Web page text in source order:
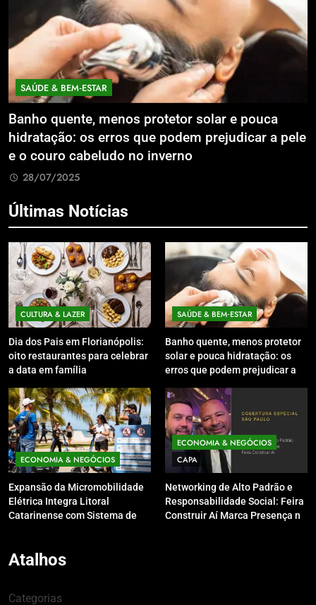
SAÚDE & BEM‑ESTAR
Banho quente, menos protetor solar e pouca
hidratação: os erros que podem prejudicar a pele
e o couro cabeludo no inverno
28/07/2025
Últimas Notícias
CULTURA & LAZER
Dia dos Pais em Florianópolis:
oito restaurantes para celebrar
a data em família
SAÚDE & BEM‑ESTAR
Banho quente, menos protetor
solar e pouca hidratação: os
erros que podem prejudicar a
inverno
ECONOMIA & NEGÓCIOS
Expansão da Micromobilidade
Elétrica Integra Litoral
Catarinense com Sistema de
ECONOMIA & NEGÓCIOS
CAPA
Networking de Alto Padrão e
Responsabilidade Social: Feira
Construir Aí Marca Presença no
Atalhos
Categorias